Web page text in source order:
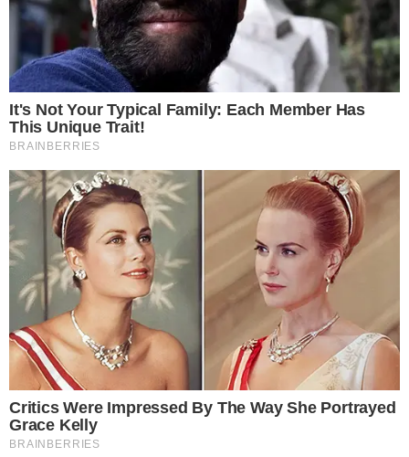
ซึ่งมีเคล็ดลับการทำพิธีบูชากราบไหว้ ศาสพระภูมิ ศาลตา ย า ย จาก
พระครูส าร สรจักษ์ หรือที่เรารู้จักกันในนาม หลวงปู้เงิน กตสาโร วัด
เกาะแก้ว